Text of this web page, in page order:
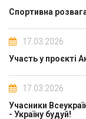
Спортивна
17.03.2026
Участь у проєкті
17.03.2026
Учасники
- Україну будуй!